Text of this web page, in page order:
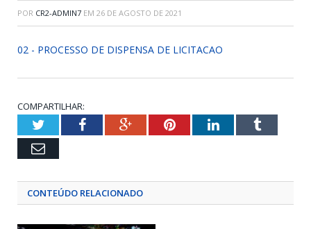
POR CR2-ADMIN7 EM 26 DE AGOSTO DE 2021
02 - PROCESSO DE DISPENSA DE LICITACAO
COMPARTILHAR:
TwitterFacebookGoogle+PinterestLinkedInTumblr
Email
CONTEÚDO RELACIONADO